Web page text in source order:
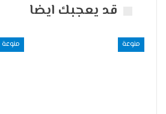
قد يعجبك ايضا
منوعة منوعة